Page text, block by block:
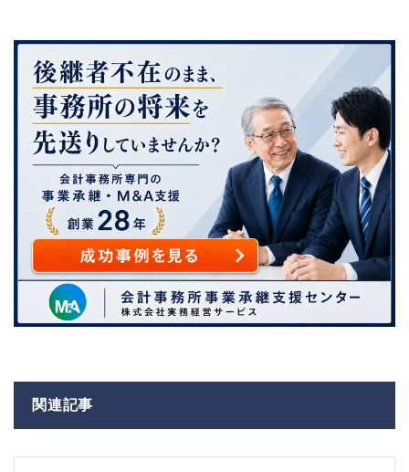
関連記事